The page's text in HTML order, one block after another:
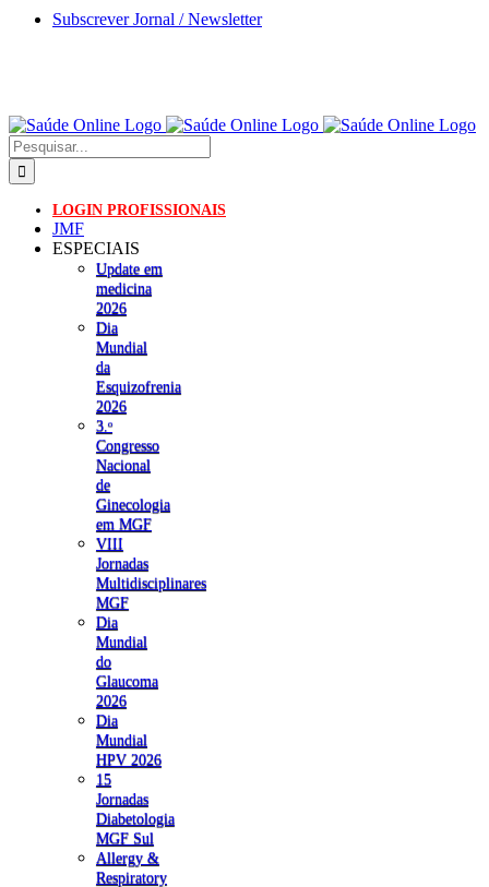
Skip
Subscrever Jornal / Newsletter
Pesquisar
LOGIN PROFISSIONAIS
JMF
ESPECIAIS
Update em
medicina
2026
Dia
Mundial
da
Esquizofrenia
2026
3.ᵒ
Congresso
Nacional
de
Ginecologia
em MGF
VIII
Jornadas
Multidisciplinares
MGF
Dia
Mundial
do
Glaucoma
2026
Dia
Mundial
HPV 2026
15
Jornadas
Diabetologia
MGF Sul
Allergy &
Respiratory